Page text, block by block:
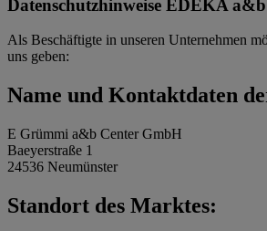
Datenschutzhinweise EDEKA
Als Beschäftigte in unseren Unternehmen
uns geben:
Name und Kontaktdaten
E Grümmi a&b Center GmbH
Baeyerstraße 1
24536 Neumünster
Standort des Marktes: